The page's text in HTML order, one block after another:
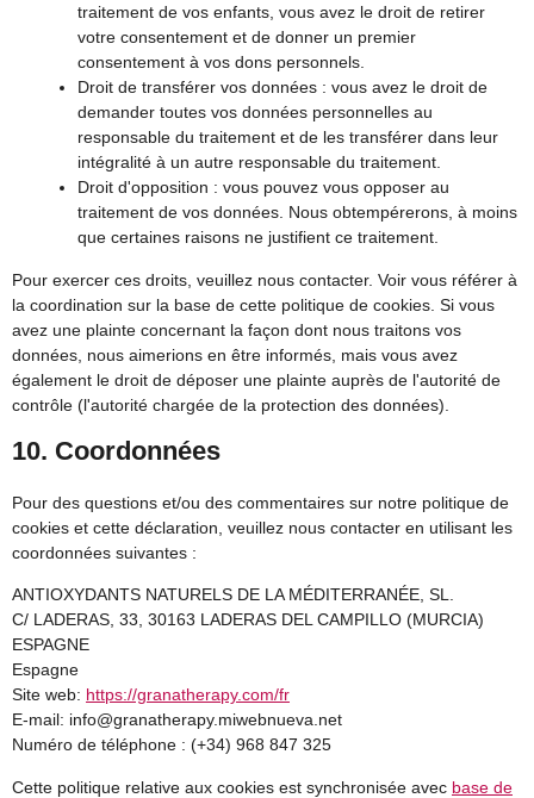
traitement de vos enfants, vous avez le droit de retirer
votre consentement et de donner un premier
consentement à vos dons personnels.
Droit de transférer vos données : vous avez le droit de
demander toutes vos données personnelles au
responsable du traitement et de les transférer dans leur
intégralité à un autre responsable du traitement.
Droit d'opposition : vous pouvez vous opposer au
traitement de vos données. Nous obtempérerons, à moins
que certaines raisons ne justifient ce traitement.
Pour exercer ces droits, veuillez nous contacter. Voir vous référer à
la coordination sur la base de cette politique de cookies. Si vous
avez une plainte concernant la façon dont nous traitons vos
données, nous aimerions en être informés, mais vous avez
également le droit de déposer une plainte auprès de l'autorité de
contrôle (l'autorité chargée de la protection des données).
10. Coordonnées
Pour des questions et/ou des commentaires sur notre politique de
cookies et cette déclaration, veuillez nous contacter en utilisant les
coordonnées suivantes :
ANTIOXYDANTS NATURELS DE LA MÉDITERRANÉE, SL.
C/ LADERAS, 33, 30163 LADERAS DEL CAMPILLO (MURCIA)
ESPAGNE
Espagne
Site web: https://granatherapy.com/fr
E-mail: info@granatherapy.miwebnueva.net
Numéro de téléphone : (+34) 968 847 325
Cette politique relative aux cookies est synchronisée avec base de